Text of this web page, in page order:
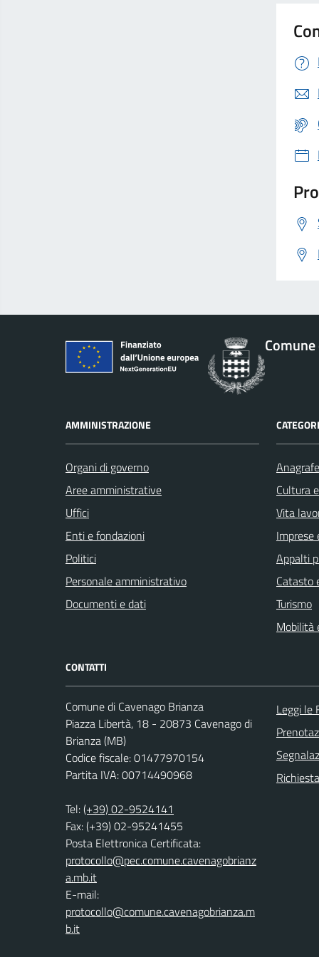
AMMINISTRAZIONE
Organi di governo
Aree amministrative
Uffici
Enti e fondazioni
Politici
Personale amministrativo
Documenti e dati
Cultura
Vita
Imprese
Appalti
Catasto
Turismo
Mobilità
CONTATTI
Comune di Cavenago Brianza
Piazza Libertà, 18 - 20873 Cavenago di
Brianza (MB)
Codice fiscale: 01477970154
Partita IVA: 00714490968
Tel:(+39) 02-9524141
Fax: (+39) 02-95241455
Posta Elettronica Certificata:
protocollo@pec.comune.cavenagobrianz
a.mb.it
E-mail:
protocollo@comune.cavenagobrianza.m
b.it
Leggi le